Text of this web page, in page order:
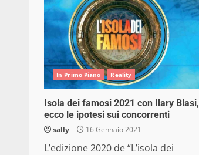
In Primo Piano Reality
Isola dei famosi 2021 con Ilary Blasi,
ecco le ipotesi sui concorrenti
sally 16 Gennaio 2021
L’edizione 2020 de “L’isola dei